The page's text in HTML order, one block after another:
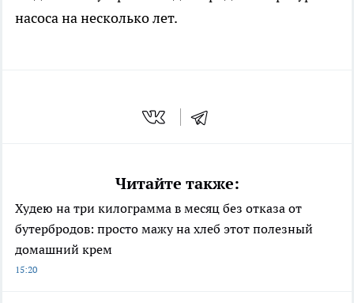
насоса на несколько лет.
Читайте также:
Худею на три килограмма в месяц без отказа от
бутербродов: просто мажу на хлеб этот полезный
домашний крем
15:20